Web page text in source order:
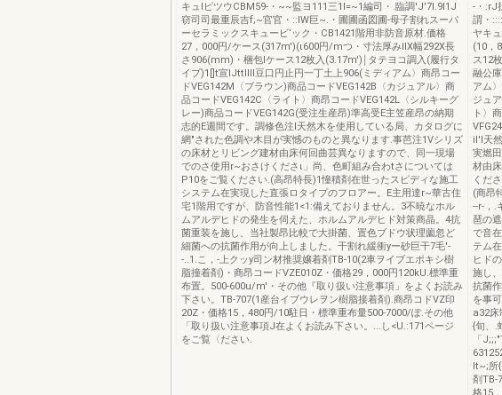
キュlピツウCBM59-・~~監ヨ111三1I=~1編司・.臨調'J'7l.9l1J
窃司司最重辰吉f;~官官・::IW巨~.・圃圃函図圃-母子割れスーパ
ーセラミックスキュービ‘ック・CB1421階用非防音原材.価格
27，000円/ケース(317m')(ι600円/mつ・寸法厚みllX幅292X長
さ906(mm)・梱包lケース12枚入(3.17m')￨タテヨコ調入(履行タ
イプ)1[]t宣IJttIllI豆口円止円一丁土上906(ミディアム〉商昂コー
ドVEG142M〈ブラウン)商品コードVEG142B〈カジュアル〉商
品コードVEG142C〈ライト〉商昂コードVEG142L〈シルキーグ
レー)商品コードVEG142G(受注生産昂)準高受E主笠産昂の納期
志的E週間です。調修色注l天然木を使用している局、カタログに
網"された色調や木目が実憾のものと異なります.事芭注1Vシリズ
の床材とリビング建材由床何回曲芸異なりますので、同一現場
でのさ使用r~おさけくださι」尚、色町組み合わtさについては
P10をご覧ください.(高昂特長)1憧積剤在世ったスピディな施工
システム在実現した直張ロタイプのフロアー。E主用達r~華古住
宅1階用ですが、防音性能1<1:備えておりません。3不暁なホル
ムアルデヒドの発生を伺えた、ホルムアルデヒド対策商晶。4抗
菌重装を施し、当社製昂比較で大掛菌、置色ブドウ状理薗忽ど
細菌への抗菌作用が向上しました。干割れ緩衝yー砂巨干7毛'-
-..1.こ，-上クッy司ン材推奨嬢着剤TB-10(2車ヲイブエポキシ樹
脂撞着剤)・商昂コードVZE010Z・価格29，000円120kU.標準重
布置。500-600u/m'・その他『取り扱い注意事項」をよくお読み
下さい。TB-707(1産台イブウレヲン樹脂接着剤).商昂コドVZ印
20Z・価格15，480円/10駐日・標準重布量500-7000/ぽ.その他
「取り扱い注意事項J在よくお読み下さい。...し<U.:171ページ
をご覧〈ださい.
-・:rJ
謂・
ヤキ
(10，
ス12
融公
アム
ジュ
ト〉
il'l天
実燃
材由
くだ
(商昂
--r-，.
琶の
で音
テム
ヒド
施し
抗菌
を事
a32床
{旬、.
「
lt~;所
剤TB-